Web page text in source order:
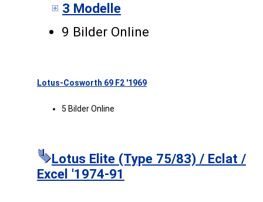
3 Modelle
9 Bilder Online
Lotus-Cosworth 69 F2 '1969
5 Bilder Online
Lotus Elite (Type 75/83) / Eclat /
Excel '1974-91